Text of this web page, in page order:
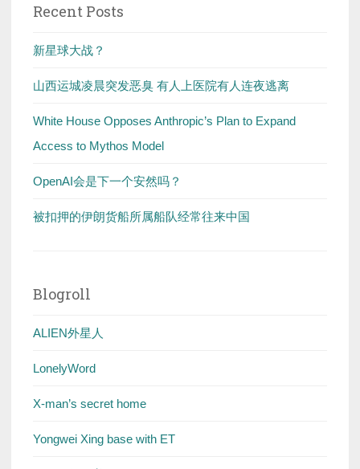
Recent Posts
新星球大战？
山西运城凌晨突发恶臭 有人上医院有人连夜逃离
White House Opposes Anthropic’s Plan to Expand
Access to Mythos Model
OpenAI会是下一个安然吗？
被扣押的伊朗货船所属船队经常往来中国
Blogroll
ALIEN外星人
LonelyWord
X-man’s secret home
Yongwei Xing base with ET